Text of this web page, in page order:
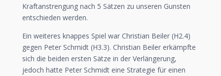
Kraftanstrengung nach 5 Sätzen zu unseren Gunsten
entschieden werden.
Ein weiteres knappes Spiel war Christian Beiler (H2.4)
gegen Peter Schmidt (H3.3). Christian Beiler erkämpfte
sich die beiden ersten Sätze in der Verlängerung,
jedoch hatte Peter Schmidt eine Strategie für einen